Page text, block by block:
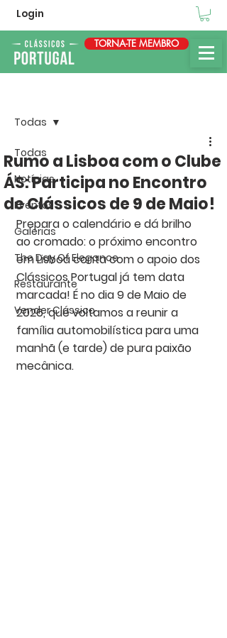
Login
TORNA-TE MEMBRO
Todas
Notícias
Eventos
Galerias
The Day Of Elegance
Restaurante
Vender Clássico
Todas
Rumo a Lisboa com o Clube
ÁS: Participa no Encontro
de Clássicos de 9 de Maio!
Prepara o calendário e dá brilho
ao cromado: o próximo encontro
em Lisboa conta com o apoio dos
Clássicos Portugal já tem data
marcada! É no dia 9 de Maio de
2026, que voltamos a reunir a
família automobilística para uma
manhã (e tarde) de pura paixão
mecânica.